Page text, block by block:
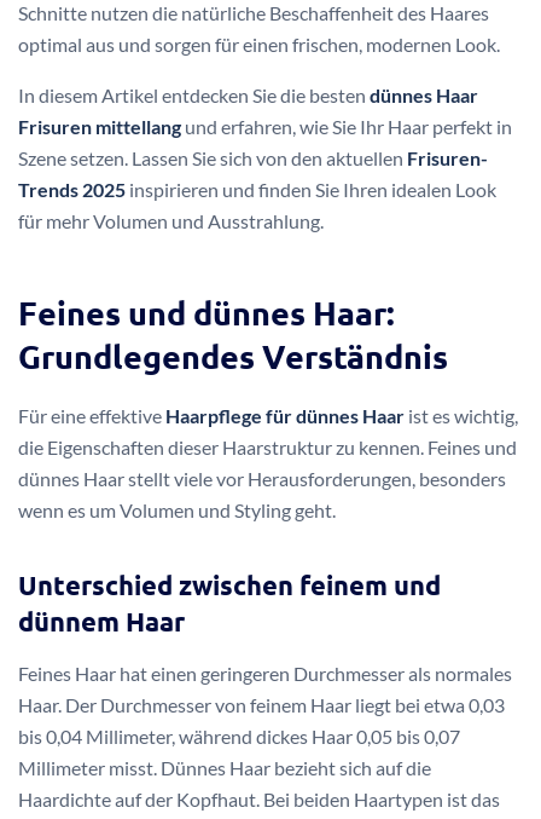
Schnitte nutzen die natürliche Beschaffenheit des Haares
optimal aus und sorgen für einen frischen, modernen Look.
In diesem Artikel entdecken Sie die besten dünnes Haar
Frisuren mittellang und erfahren, wie Sie Ihr Haar perfekt in
Szene setzen. Lassen Sie sich von den aktuellen Frisuren-
Trends 2025 inspirieren und finden Sie Ihren idealen Look
für mehr Volumen und Ausstrahlung.
Feines und dünnes Haar:
Grundlegendes Verständnis
Für eine effektive Haarpflege für dünnes Haar ist es wichtig,
die Eigenschaften dieser Haarstruktur zu kennen. Feines und
dünnes Haar stellt viele vor Herausforderungen, besonders
wenn es um Volumen und Styling geht.
Unterschied zwischen feinem und
dünnem Haar
Feines Haar hat einen geringeren Durchmesser als normales
Haar. Der Durchmesser von feinem Haar liegt bei etwa 0,03
bis 0,04 Millimeter, während dickes Haar 0,05 bis 0,07
Millimeter misst. Dünnes Haar bezieht sich auf die
Haardichte auf der Kopfhaut. Bei beiden Haartypen ist das